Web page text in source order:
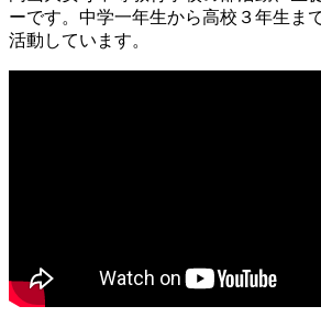
ーです。中学一年生から高校３年生ま
活動しています。